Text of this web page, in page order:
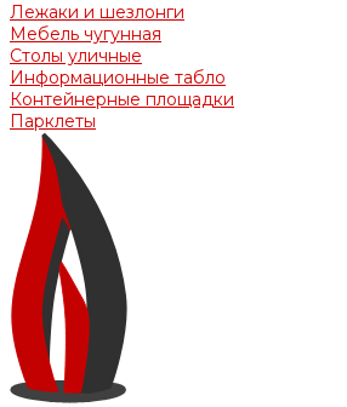
Лежаки и шезлонги
Мебель чугунная
Столы уличные
Информационные табло
Контейнерные площадки
Парклеты